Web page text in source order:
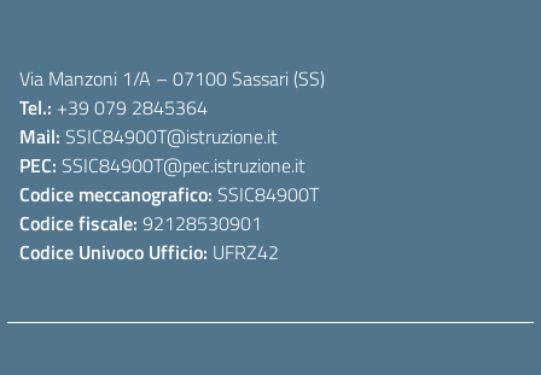
Via Manzoni 1/A – 07100 Sassari (SS)
Tel.: +39 079 2845364
Mail: SSIC84900T@istruzione.it
PEC: SSIC84900T@pec.istruzione.it
Codice meccanografico: SSIC84900T
Codice fiscale: 92128530901
Codice Univoco Ufficio: UFRZ42